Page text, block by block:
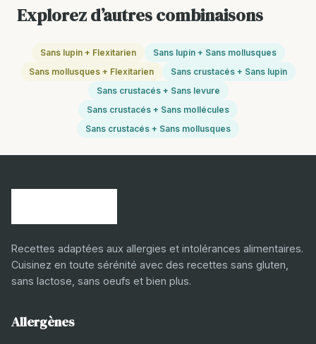
Explorez d’autres combinaisons
Sans lupin + Flexitarien
Sans lupin + Sans mollusques
Sans mollusques + Flexitarien
Sans crustacés + Sans lupin
Sans crustacés + Sans levure
Sans crustacés + Sans mollécules
Sans crustacés + Sans mollusques
Recettes adaptées aux allergies et intolérances alimentaires.
Cuisinez en toute sérénité avec des recettes sans gluten,
sans lactose, sans oeufs et bien plus.
Allergènes